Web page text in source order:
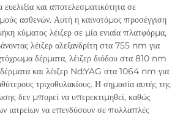
και αποτελεσματικότητα σε
ασθενών. Αυτή η καινοτόμος προσέγγιση
κύματος λέιζερ σε μία ενιαία πλατφόρμα,
λέιζερ αλεξανδρίτη στα 755 nm για
δέρματα, λέιζερ διόδου στα 810 nm
και λέιζερ Nd:YAG στα 1064 nm για
τριχοθυλακίους. Η σημασία αυτής της
δεν μπορεί να υπερεκτιμηθεί, καθώς
ιατρείων να επενδύσουν σε πολλαπλές